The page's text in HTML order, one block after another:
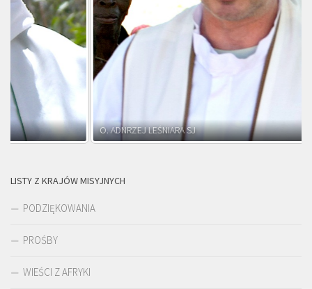
O. ADNRZEJ LEŚNIARA SJ
LISTY Z KRAJÓW MISYJNYCH
PODZIĘKOWANIA
PROŚBY
WIEŚCI Z AFRYKI